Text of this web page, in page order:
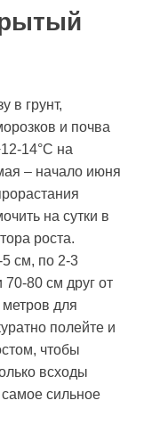
в грунт,
и почва
14°C на
– начало июня
на сутки в
роста.
см, по 2-3
70-80 см друг от
метров для
полейте и
чтобы
всходы
самое сильное